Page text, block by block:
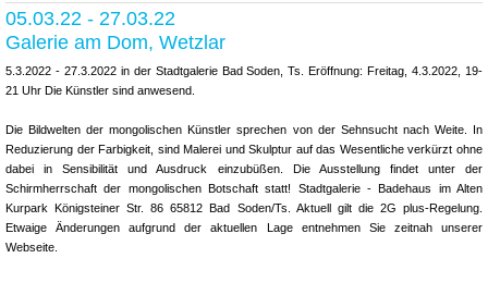
05.03.22 - 27.03.22
Galerie am Dom, Wetzlar
5.3.2022 - 27.3.2022 in der Stadtgalerie Bad Soden, Ts. Eröffnung: Freitag, 4.3.2022, 19-
21 Uhr Die Künstler sind anwesend.
Die Bildwelten der mongolischen Künstler sprechen von der Sehnsucht nach Weite. In
Reduzierung der Farbigkeit, sind Malerei und Skulptur auf das Wesentliche verkürzt ohne
dabei in Sensibilität und Ausdruck einzubüßen. Die Ausstellung findet unter der
Schirmherrschaft der mongolischen Botschaft statt! Stadtgalerie - Badehaus im Alten
Kurpark Königsteiner Str. 86 65812 Bad Soden/Ts. Aktuell gilt die 2G plus-Regelung.
Etwaige Änderungen aufgrund der aktuellen Lage entnehmen Sie zeitnah unserer
Webseite.